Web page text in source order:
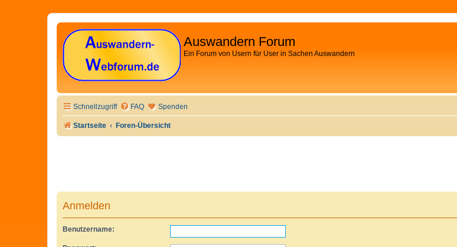
Auswandern Forum
Ein Forum von Usern für User in Sachen Auswandern
Schnellzugriff FAQ Spenden
Startseite Foren-Übersicht
Anmelden
Benutzername: